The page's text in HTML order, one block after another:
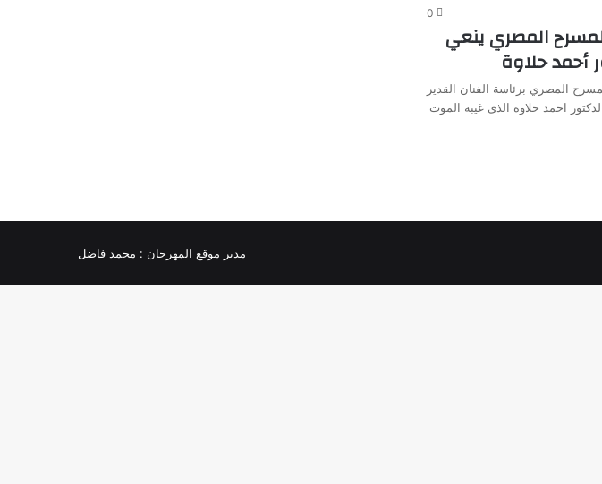
0
المصري ينعي
أحمد حلاوة
المصري برئاسة الفنان القدير
احمد حلاوة الذى غيبه الموت
مدير موقع المهرجان : محمد فاضل